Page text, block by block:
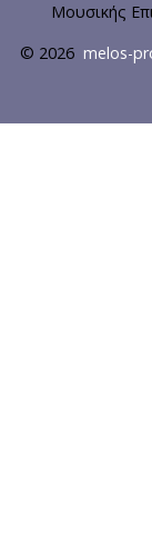
Μουσικής
© 2026 melos-